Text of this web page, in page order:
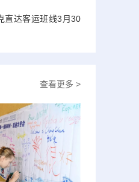
直达客运班线3月30
查看更多 >